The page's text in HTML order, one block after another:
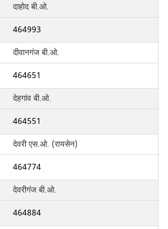
दाहोद बी.ओ.
464993
दीवानगंज बी.ओ.
464651
देहगांव बी.ओ.
464551
देवरी एस.ओ. (रायसेन)
464774
देवरीगंज बी.ओ.
464884